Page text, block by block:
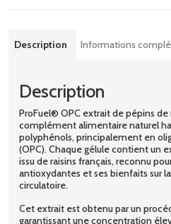
Description Informations
Description
ProFuel® OPC extrait de pépins
complément alimentaire naturel
polyphénols, principalement en
(OPC). Chaque gélule contient un
issu de raisins français, reconnu
antioxydantes et ses bienfaits sur
circulatoire.
Cet extrait est obtenu par un
garantissant une concentration